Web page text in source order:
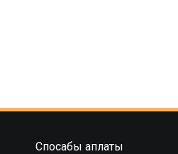
Спосабы аплаты